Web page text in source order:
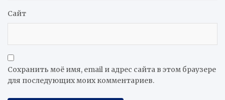
Сайт
Сохранить моё имя, email и адрес сайта в этом браузере
для последующих моих комментариев.